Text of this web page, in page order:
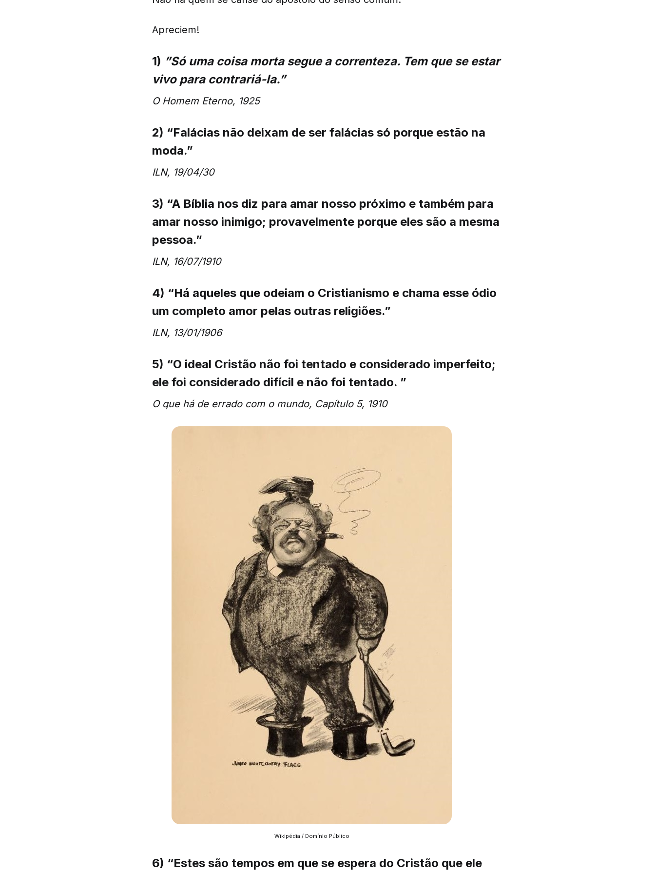
Apreciem!
1) ”Só uma coisa morta segue a correnteza. Tem que se estar
vivo para contrariá-la.”
O Homem Eterno, 1925
2) “Falácias não deixam de ser falácias só porque estão na
moda.”
ILN, 19/04/30
3) “A Bíblia nos diz para amar nosso próximo e também para
amar nosso inimigo; provavelmente porque eles são a mesma
pessoa.”
ILN, 16/07/1910
4) “Há aqueles que odeiam o Cristianismo e chama esse ódio
um completo amor pelas outras religiões.”
ILN, 13/01/1906
5) “O ideal Cristão não foi tentado e considerado imperfeito;
ele foi considerado difícil e não foi tentado. ”
O que há de errado com o mundo, Capítulo 5, 1910
Wikipédia / Domínio Público
6) “Estes são tempos em que se espera do Cristão que ele